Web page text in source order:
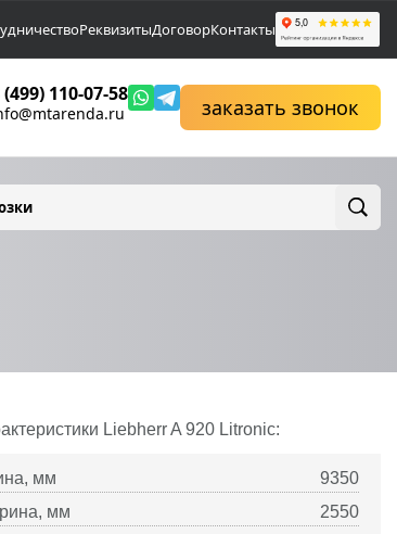
РеквизитыДоговорКонтакты
(499) 110-07-58
заказать звонок
LiebherrA 920 Litronic:
мм
9350
мм
2550